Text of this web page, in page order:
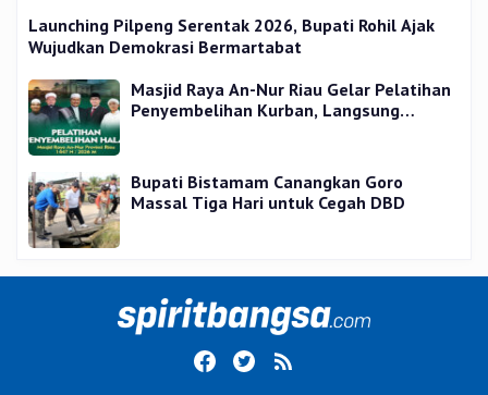
Launching Pilpeng Serentak 2026, Bupati Rohil Ajak
Wujudkan Demokrasi Bermartabat
Masjid Raya An-Nur Riau Gelar Pelatihan
Penyembelihan Kurban, Langsung
Bupati Bistamam Canangkan Goro
Massal Tiga Hari untuk Cegah DBD